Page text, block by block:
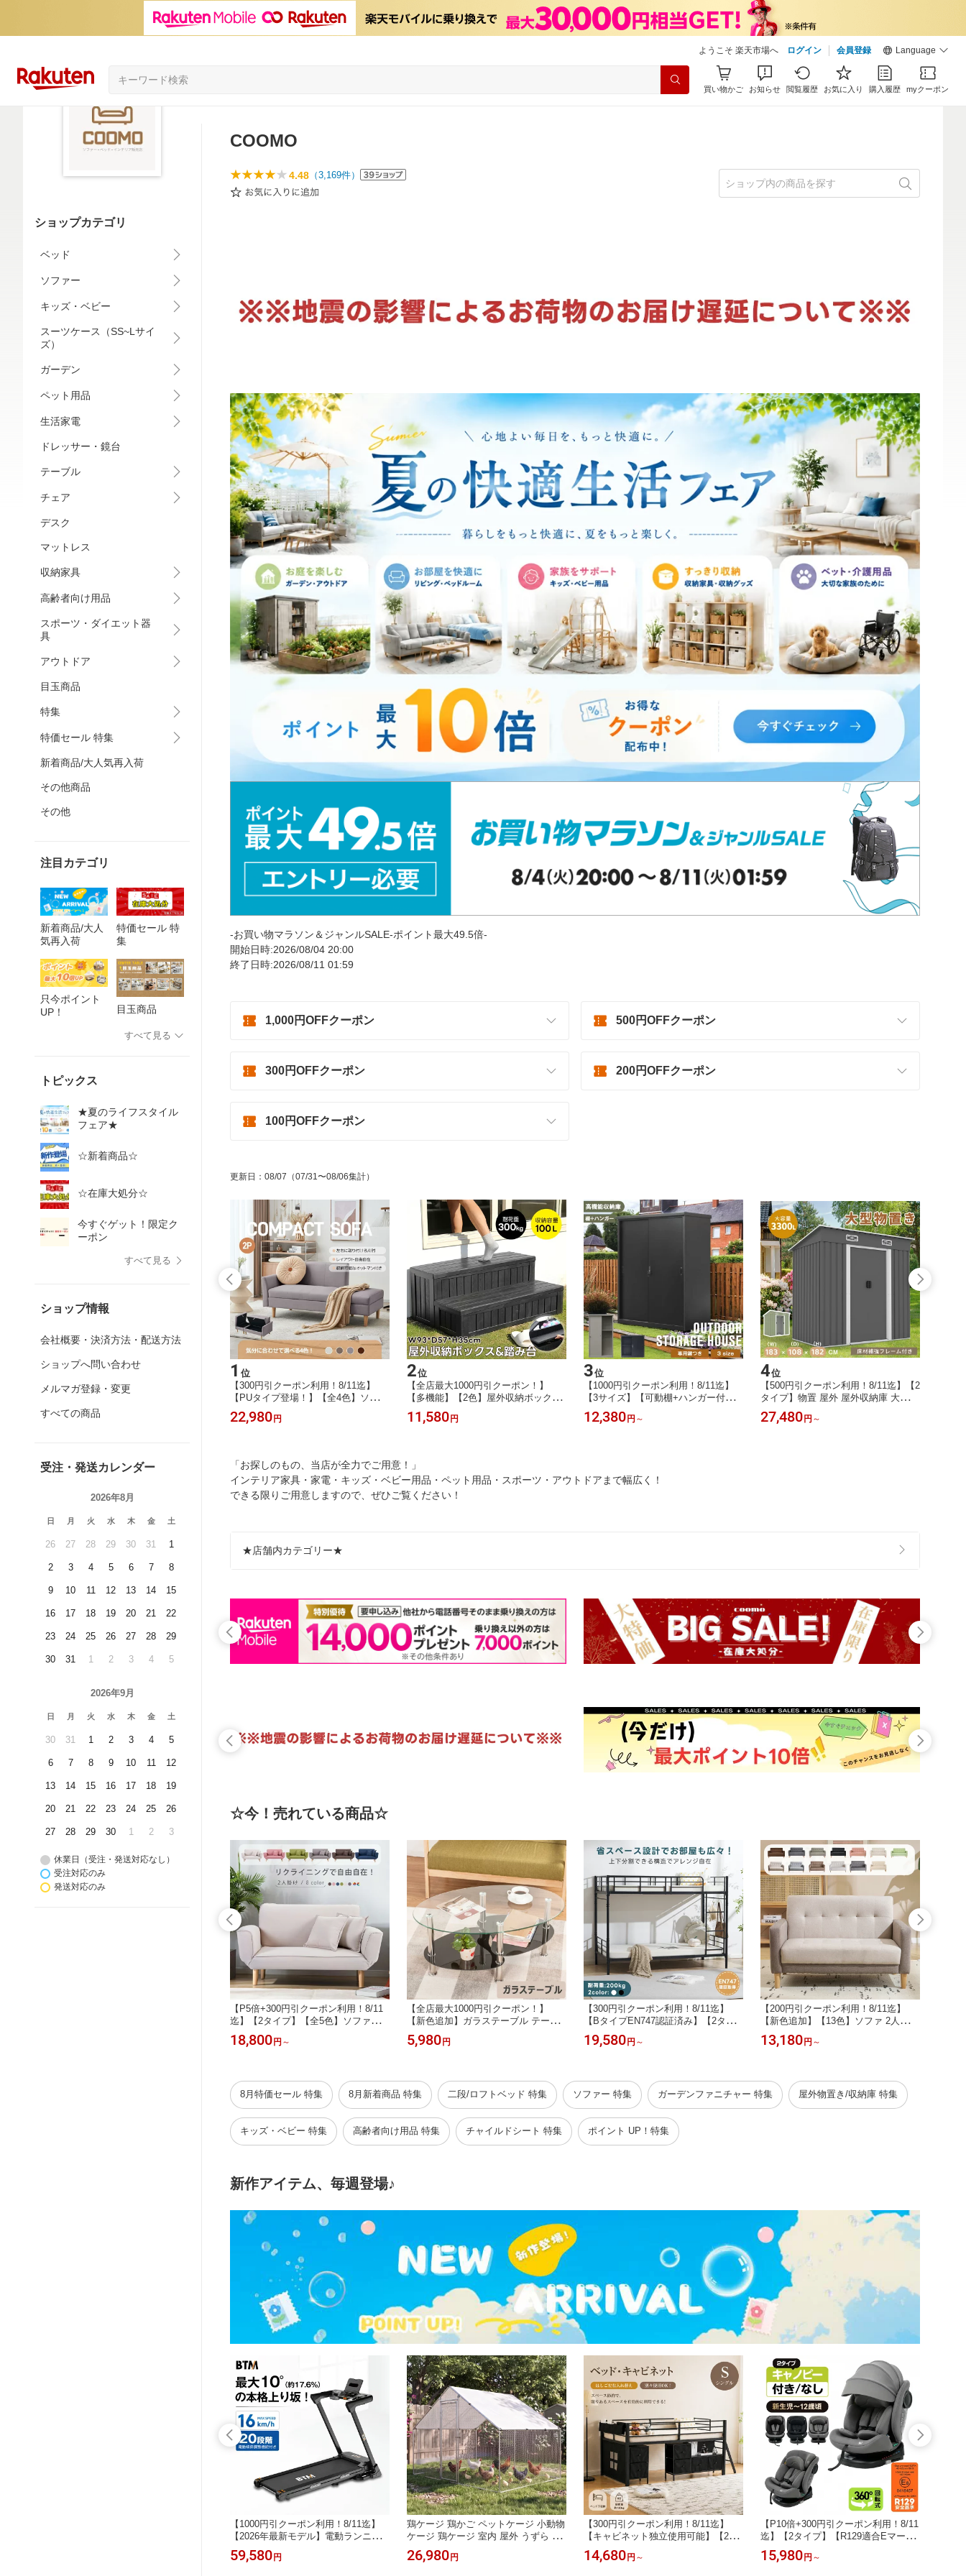
ようこそ 楽天市場へ ログイン 会員登録 Language
買い物かご お知らせ 閲覧履歴 お気に入り 購入履歴 myクーポン
ショップカテゴリ
ベッド
ソファー
キッズ・ベビー
スーツケース（SS~Lサイ
ズ）
ガーデン
ペット用品
生活家電
ドレッサー・鏡台
テーブル
チェア
デスク
マットレス
収納家具
高齢者向け用品
スポーツ・ダイエット器
具
アウトドア
目玉商品
特集
特価セール 特集
新着商品/大人気再入荷
その他商品
その他
注目カテゴリ
新着商品/大人
気再入荷
特価セール 特
集
只今ポイント
UP！
目玉商品
すべて見る
トピックス
★夏のライフスタイル
フェア★
☆新着商品☆
☆在庫大処分☆
今すぐゲット！限定ク
ーポン
すべて見る
ショップ情報
会社概要・決済方法・配送方法
ショップへ問い合わせ
メルマガ登録・変更
すべての商品
受注・発送カレンダー
2026年8月
日 月 火 水 木 金 土
26 27 28 29 30 31 1
2 3 4 5 6 7 8
9 10 11 12 13 14 15
16 17 18 19 20 21 22
23 24 25 26 27 28 29
30 31 1 2 3 4 5
2026年9月
日 月 火 水 木 金 土
30 31 1 2 3 4 5
6 7 8 9 10 11 12
13 14 15 16 17 18 19
20 21 22 23 24 25 26
27 28 29 30 1 2 3
休業日（受注・発送対応なし）
受注対応のみ
発送対応のみ
COOMO
4.48 （3,169件）
-お買い物マラソン＆ジャンルSALE-ポイント最大49.5倍-
開始日時:2026/08/04 20:00
終了日時:2026/08/11 01:59
1,000円OFFクーポン 500円OFFクーポン
300円OFFクーポン 200円OFFクーポン
100円OFFクーポン
更新日 ： 08/07 （07/31〜08/06集計）
15
【全店最大1000円引クーポン！】
5段調整可能 ソファー ソファーベッ
6,580円
1 位
【300円引クーポン利用！8/11迄】
【PUタイプ登場！】【全4色】ソファ
ーベッド 3人掛け ソファー収納付き
【オットマン付き】コンパクト 3人掛
一人暮らし 小さめ 低め
22,980円
2位
【全店最大1000円引クーポン！】
【多機能】【2色】屋外収納ボックス
踏み台タイプ 樹脂製 木目調 組立品
W93*D57*H35 100L 戸外収納庫 収納
ガー
11,580円
3位
【1000円引クーポン利用！8/11迄】
【3サイズ】【可動棚+ハンガー付
き】物置 屋外 大型物置 引き戸 戸外
収納庫 屋外収納庫 屋外収納 倉庫 鍵
12,380円 ～
4位
【500円引クーポン利用！8/11迄】【2
タイプ】物置 屋外 屋外収納庫 大容量
収納 引き戸 床なし 収納ボックス 収
納庫 小型 置き配 ストッカー 物置 ベ
27,480円 ～
「お探しのもの、当店が全力でご用意！」
インテリア家具・家電・キッズ・ベビー用品・ペット用品・スポーツ・アウトドアまで幅広く！
できる限りご用意しますので、ぜひご覧ください！
★店舗内カテゴリー★
☆今！売れている商品☆
【P5倍+300円引クーポン利用！8/11
迄】【2タイプ】【全5色】ソファーベ
ッド ソファー 2人掛け 5段調整可能
クッション2個付き コンパクト 2人掛
然木脚 一人暮らし 小さめ 低め
18,800円 ～
【全店最大1000円引クーポン！】
【新色追加】ガラステーブル テーブ
ル ローテーブル センターテーブル ガ
ラス 丸 収納 リビングテーブル 幅88
5,980円
【300円引クーポン利用！8/11迄】
【BタイプEN747認証済み】【2タイ
プ】二段ベッド 大人用 2段ベッド 分
割可能 パイプベッド シングル 二段ベ
ベッド シングル 2段ベット
19,580円 ～
【200円引クーポン利用！8/11迄】
【新色追加】【13色】ソファ 2人掛け
コンパクト 天然木脚 3生地 ファブリ
ック PU リビングソファー 北欧 ファ
暮らし 新生活応援
13,180円 ～
8月特価セール 特集 8月新着商品 特集 二段/ロフトベッド 特集 ソファー 特集 ガーデンファニチャー 特集 屋外物置き/収納庫 特集
キッズ・ベビー 特集 高齢者向け用品 特集 チャイルドシート 特集 ポイント UP！特集
新作アイテム、毎週登場♪
【1000円引クーポン利用！8/11迄】
【2026年最新モデル】電動ランニン
グマシン MAX16km/h 電動角度調整
機能付き 20段階 ルームランナー BT
59,580 円
鶏ケージ 鶏かご ペットケージ 小動物
ケージ 鶏ケージ 室内 屋外 うずら 鶏
小屋 組立品 モルモット 大きい 鶏舎
鳩小屋 大型 小動物 フェレットケージ
26,980 円
【300円引クーポン利用！8/11迄】
【キャビネット独立使用可能】【2タ
イプ】システムベッド 多機能 ロフト
ベッド シングル 大容量収納スペース
14,680 円 ～
【P10倍+300円引クーポン利用！8/11
迄】【2タイプ】【R129適合Eマーク
取得済】チャイルドシート 新生児 IS
OFIX 0歳〜12歳頃 360度回転式 40〜
15,980 円 ～